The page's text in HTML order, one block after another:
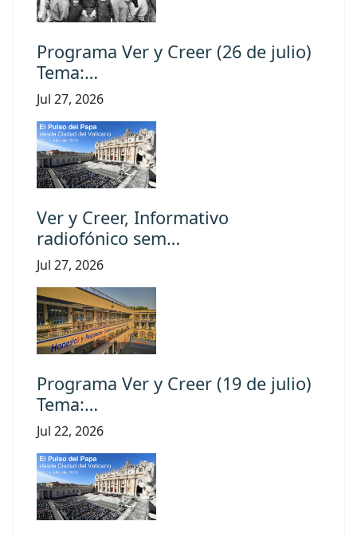
Programa Ver y Creer (26 de julio)
Tema:…
Jul 27, 2026
Ver y Creer, Informativo
radiofónico sem…
Jul 27, 2026
Programa Ver y Creer (19 de julio)
Tema:…
Jul 22, 2026